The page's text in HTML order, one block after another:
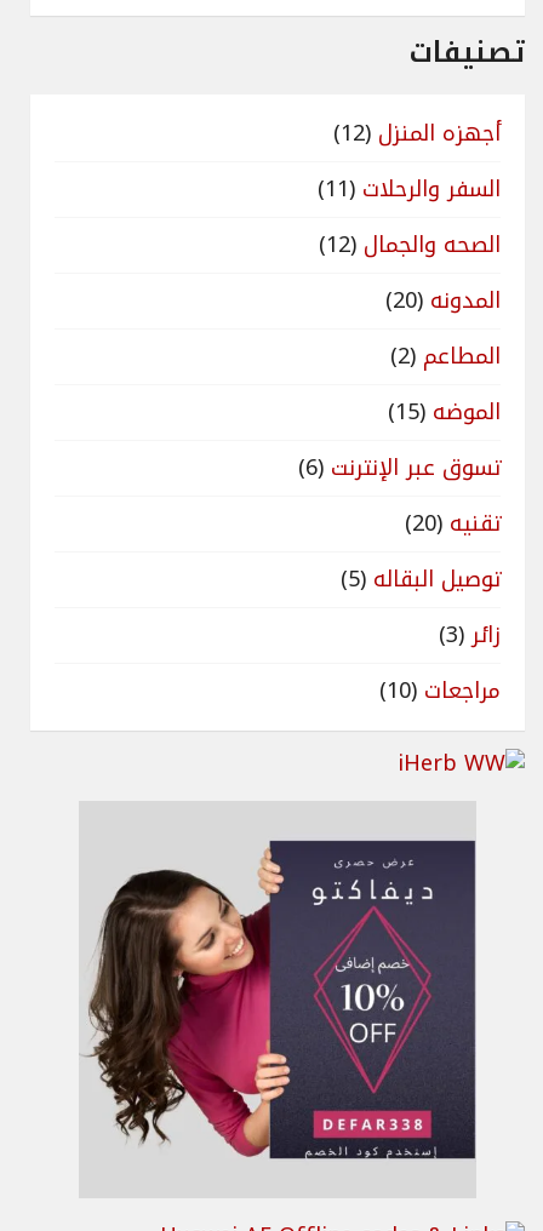
تصنيفات
أجهزه المنزل (12)
السفر والرحلات (11)
الصحه والجمال (12)
المدونه (20)
المطاعم (2)
الموضه (15)
تسوق عبر الإنترنت (6)
تقنيه (20)
توصيل البقاله (5)
زائر(3)
مراجعات (10)